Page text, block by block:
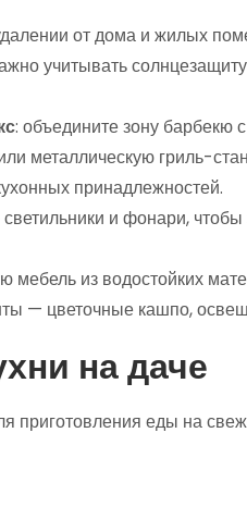
от дома и жилых
учитывать
: объедините зону барбекю
металлическую гриль-
принадлежностей.
светильники и фонари,
мебель из водостойких
— цветочные кашпо,
на даче
приготовления еды на